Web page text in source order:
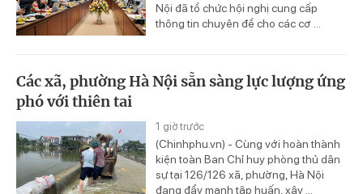
Nội đã tổ chức hội nghị cung cấp
thông tin chuyên đề cho các cơ ...
Các xã, phường Hà Nội sẵn sàng lực lượng ứng
phó với thiên tai
1 giờ trước
(Chinhphu.vn) - Cùng với hoàn thành
kiện toàn Ban Chỉ huy phòng thủ dân
sự tại 126/126 xã, phường, Hà Nội
đang đẩy mạnh tập huấn, xây ...